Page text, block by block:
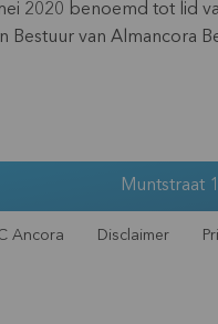
2020 benoemd tot lid
Bestuur van Almancora
Muntstraat
Ancora Disclaimer